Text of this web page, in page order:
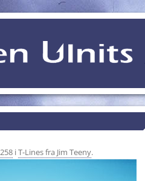
iT-Lines fra Jim Teeny.